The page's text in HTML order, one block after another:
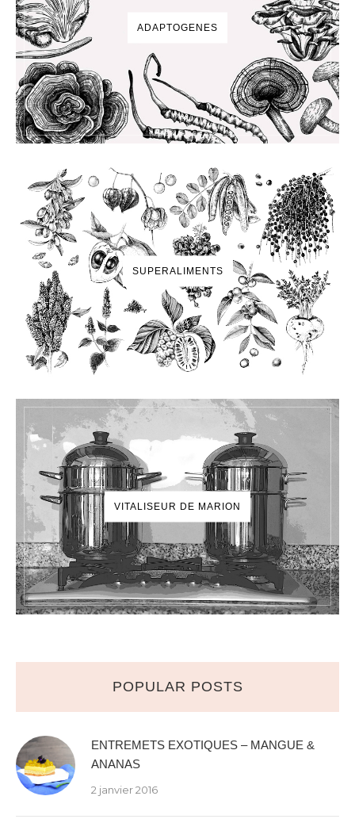
ADAPTOGENES
SUPERALIMENTS
VITALISEUR DE MARION
POPULAR POSTS
ENTREMETS EXOTIQUES – MANGUE &
ANANAS
2 janvier 2016